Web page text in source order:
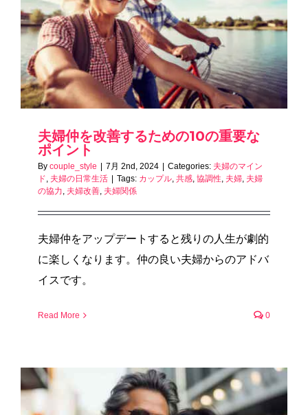
夫婦仲を改善するための10の重要な
ポイント
By couple_style 7月 2nd, 2024 Categories: 夫婦のマイン
ド, 夫婦の日常生活 Tags: カップル, 共感, 協調性, 夫婦, 夫婦
の協力, 夫婦改善, 夫婦関係
夫婦仲をアップデートすると残りの人生が劇的
に楽しくなります。仲の良い夫婦からのアドバ
イスです。
Read More 0